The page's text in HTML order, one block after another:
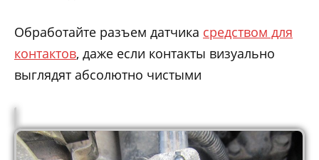
Обработайте разъем датчика средством для
контактов, даже если контакты визуально
выглядят абсолютно чистыми